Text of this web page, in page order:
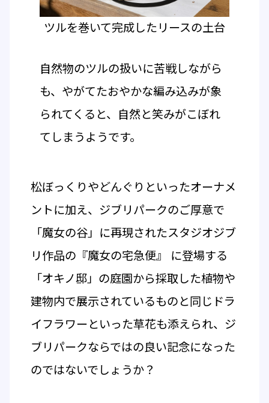
ツルを巻いて完成したリースの土台
自然物のツルの扱いに苦戦しながら
も、やがてたおやかな編み込みが象
られてくると、自然と笑みがこぼれ
てしまうようです。
松ぼっくりやどんぐりといったオーナメ
ントに加え、ジブリパークのご厚意で
「魔女の谷」に再現されたスタジオジブ
リ作品の『魔女の宅急便』 に登場する
「オキノ邸」の庭園から採取した植物や
建物内で展示されているものと同じドラ
イフラワーといった草花も添えられ、ジ
ブリパークならではの良い記念になった
のではないでしょうか？